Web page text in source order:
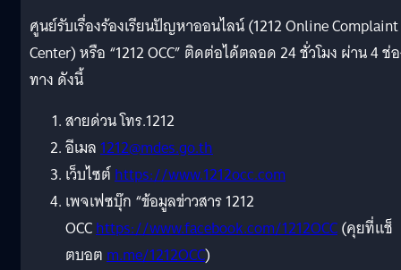
ศูนย์รับเรื่องร้องเรียนปัญหาออนไลน์ (1212 Online Complaint
Center) หรือ “1212 OCC” ติดต่อได้ตลอด 24 ชั่วโมง ผ่าน 4 ช่
ทาง ดังนี้
สายด่วน โทร.1212
อีเมล1212@mdes.go.th
เว็บไซต์https://www.1212occ.com
เพจเฟซบุ๊ก “ข้อมูลข่าวสาร 1212
OCChttps://www.facebook.com/1212OCC(คุยที่แช็
ตบอตm.me/1212OCC)